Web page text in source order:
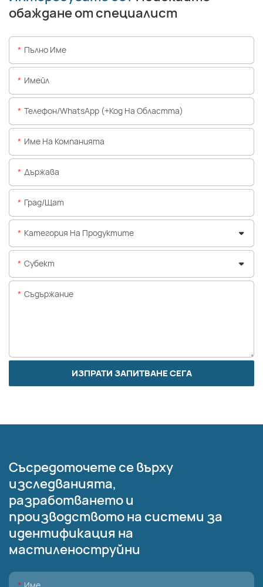
обаждане от специалист
Пълно Име
Имейл
Телефон/WhatsApp (+Код На Областта)
Име На Компанията
Държава
Град/щат
Категория На Продуктите
Субект
Съдържание
ИЗПРАТИ ЗАПИТВАНЕ СЕГА
Съсредоточете се върху
изследванията,
разработването и
производството на системи за
идентификация на
мастиленоструйни
Име